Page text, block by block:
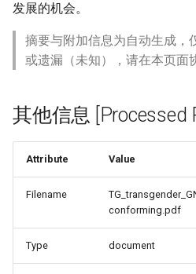
发展的机会。
摘要与附加信息为自动生成，
或遗漏（未知），请在本页面
其他信息 [Processed
Attribute Value
Filename
conforming.pdf
Type document